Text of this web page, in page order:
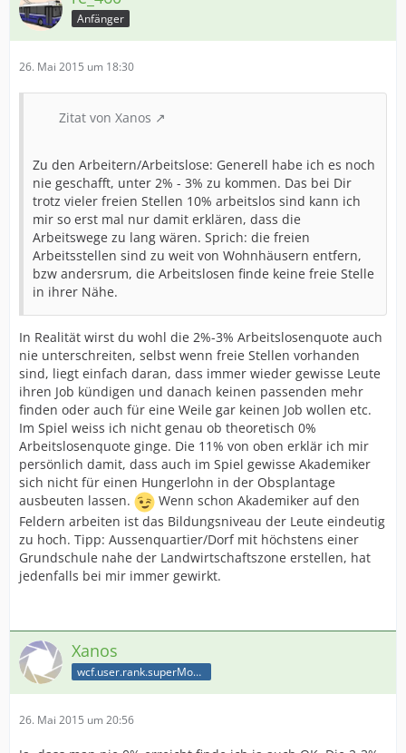
Anfänger
26. Mai 2015 um 18:30
Zitat von Xanos
Zu den Arbeitern/Arbeitslose: Generell habe ich es noch
nie geschafft, unter 2% - 3% zu kommen. Das bei Dir
trotz vieler freien Stellen 10% arbeitslos sind kann ich
mir so erst mal nur damit erklären, dass die
Arbeitswege zu lang wären. Sprich: die freien
Arbeitsstellen sind zu weit von Wohnhäusern entfern,
bzw andersrum, die Arbeitslosen finde keine freie Stelle
in ihrer Nähe.
In Realität wirst du wohl die 2%-3% Arbeitslosenquote auch
nie unterschreiten, selbst wenn freie Stellen vorhanden
sind, liegt einfach daran, dass immer wieder gewisse Leute
ihren Job kündigen und danach keinen passenden mehr
finden oder auch für eine Weile gar keinen Job wollen etc.
Im Spiel weiss ich nicht genau ob theoretisch 0%
Arbeitslosenquote ginge. Die 11% von oben erklär ich mir
persönlich damit, dass auch im Spiel gewisse Akademiker
sich nicht für einen Hungerlohn in der Obsplantage
ausbeuten lassen.
Wenn schon Akademiker auf den
Feldern arbeiten ist das Bildungsniveau der Leute eindeutig
zu hoch. Tipp: Aussenquartier/Dorf mit höchstens einer
Grundschule nahe der Landwirtschaftszone erstellen, hat
jedenfalls bei mir immer gewirkt.
Xanos
wcf.user.rank.superModerator
26. Mai 2015 um 20:56